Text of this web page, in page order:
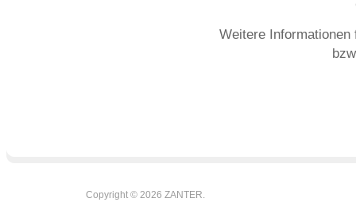
Weitere
Copyright © 2026 ZANTER.